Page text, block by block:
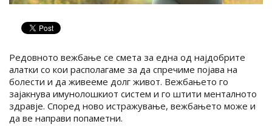
Редовното вежбање се смета за една од најдобрите
алатки со кои располагаме за да спречиме појава на
болести и да живееме долг живот. Вежбањето го
зајакнува имунолошкиот систем и го штити менталното
здравје. Според ново истражување, вежбањето може и
да ве направи попаметни.